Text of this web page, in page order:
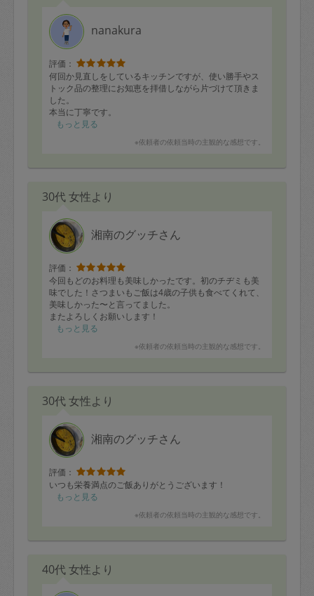
nanakura
評価：
何回か見直しをしているキッチンですが、使い勝手やス
トック品の整理にお知恵を拝借しながら片づけて頂きま
した。
本当に丁寧です。
乾物、粉物などを工夫して取り出しのしやすい取っ手付
って、頭が下がります。
も管理しやすくなりました。
ます信頼が厚くなります。
もっと見る
※依頼者の依頼当時の主観的な感想です。
30代 女性より
湘南のグッチさん
評価：
今回もどのお料理も美味しかったです。初のチヂミも美
味でした！さつまいもご飯は4歳の子供も食べてくれて、
美味しかった〜と言ってました。
またよろしくお願いします！
もっと見る
※依頼者の依頼当時の主観的な感想です。
30代 女性より
湘南のグッチさん
評価：
いつも栄養満点のご飯ありがとうございます！
もっと見る
※依頼者の依頼当時の主観的な感想です。
40代 女性より